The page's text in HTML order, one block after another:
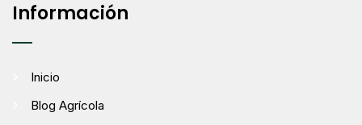
Información
Inicio
Blog Agrícola